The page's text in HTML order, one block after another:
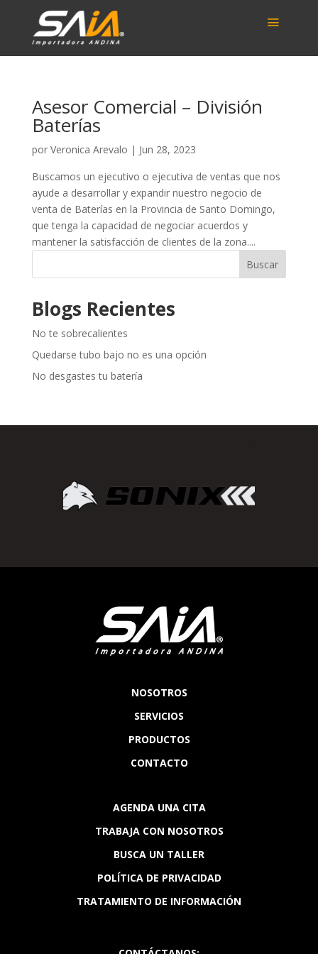
Asesor Comercial – División
Baterías
por Veronica Arevalo | Jun 28, 2023
Buscamos un ejecutivo o ejecutiva de ventas que nos
ayude a desarrollar y expandir nuestro negocio de
venta de Baterías en la Provincia de Santo Domingo,
que tenga la capacidad de negociar acuerdos y
mantener la satisfacción de clientes de la zona....
Buscar
Blogs Recientes
No te sobrecalientes
Quedarse tubo bajo no es una opción
No desgastes tu batería
NOSOTROS
SERVICIOS
PRODUCTOS
CONTACTO
AGENDA UNA CITA
TRABAJA CON NOSOTROS
BUSCA UN TALLER
POLÍTICA DE PRIVACIDAD
TRATAMIENTO DE INFORMACIÓN